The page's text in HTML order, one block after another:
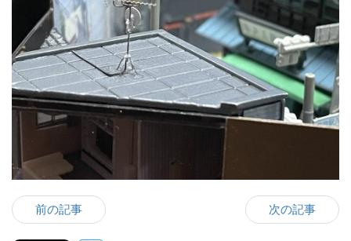
前の記事 次の記事